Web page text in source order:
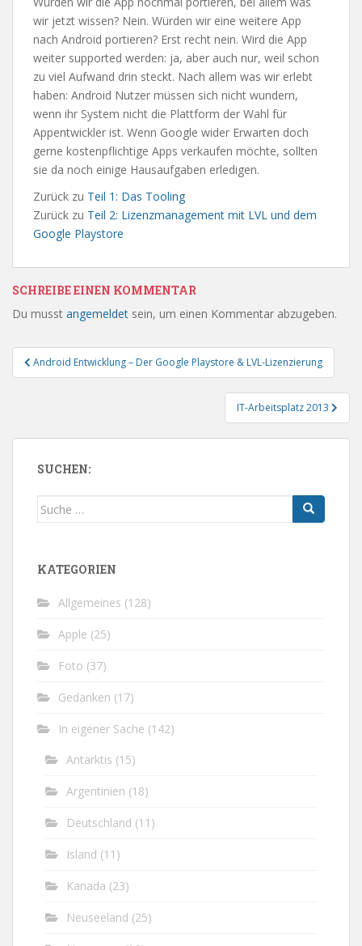
wir jetzt wissen? Nein. Würden wir eine weitere App
nach Android portieren? Erst recht nein. Wird die App
weiter supported werden: ja, aber auch nur, weil schon
zu viel Aufwand drin steckt. Nach allem was wir erlebt
haben: Android Nutzer müssen sich nicht wundern,
wenn ihr System nicht die Plattform der Wahl für
Appentwickler ist. Wenn Google wider Erwarten doch
gerne kostenpflichtige Apps verkaufen möchte, sollten
sie da noch einige Hausaufgaben erledigen.
Zurück zu Teil 1: Das Tooling
Zurück zu Teil 2: Lizenzmanagement mit LVL und dem
Google Playstore
SCHREIBE EINEN KOMMENTAR
Du musst angemeldet sein, um einen Kommentar abzugeben.
Beitragsnavigation
Android Entwicklung – Der Google Playstore & LVL-Lizenzierung
IT-Arbeitsplatz 2013
SUCHEN:
Suche
KATEGORIEN
Allgemeines (128)
Apple (25)
Foto (37)
Gedanken (17)
In eigener Sache (142)
Antarktis (15)
Argentinien (18)
Deutschland (11)
Island (11)
Kanada (23)
Neuseeland (25)